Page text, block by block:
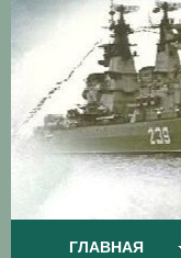
ГЛАВНАЯ